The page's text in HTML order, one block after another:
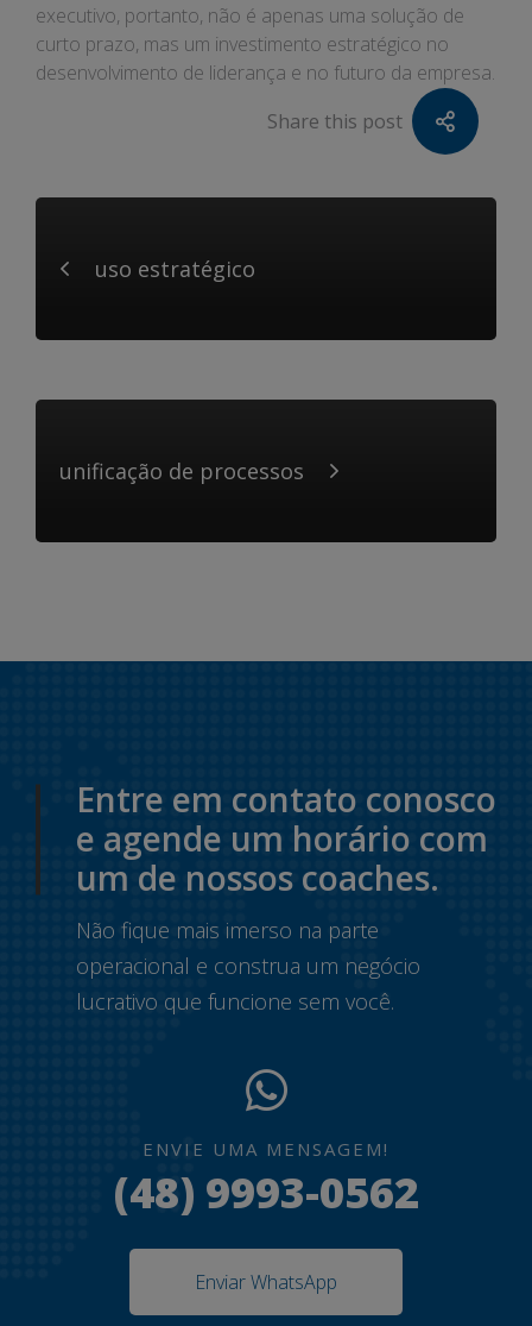
executivo, portanto, não é apenas uma solução de
curto prazo, mas um investimento estratégico no
desenvolvimento de liderança e no futuro da empresa.
Share this post
uso estratégico
unificação de processos
Entre em contato conosco
e agende um horário com
um de nossos coaches.
Não fique mais imerso na parte
operacional e construa um negócio
lucrativo que funcione sem você.
ENVIE UMA MENSAGEM!
(48) 9993-0562
Enviar WhatsApp